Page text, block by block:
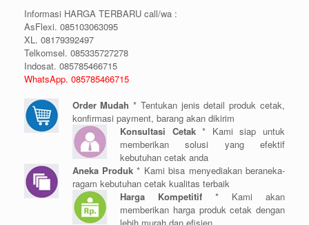
Informasi HARGA TERBARU call/wa :
AsFlexi. 085103063095
XL. 08179392497
Telkomsel. 085335727278
Indosat. 085785466715
WhatsApp. 085785466715
Order Mudah * Tentukan jenis detail produk cetak,
konfirmasi payment, barang akan dikirim
Konsultasi Cetak* Kami siap untuk
memberikan solusi yang efektif
kebutuhan cetak anda
Aneka Produk* Kami bisa menyediakan beraneka-
ragam kebutuhan cetak kualitas terbaik
Harga Kompetitif * Kami akan
memberikan harga produk cetak dengan